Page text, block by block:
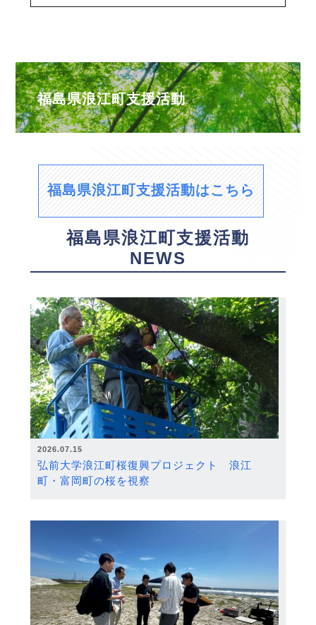
福島県浪江町支援活動
福島県浪江町支援活動はこちら
福島県浪江町支援活動
NEWS
2026.07.15
弘前大学浪江町桜復興プロジェクト 浪江
町・富岡町の桜を視察